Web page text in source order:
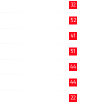
32
52
41
51
44
44
22